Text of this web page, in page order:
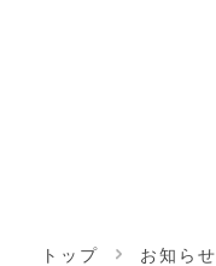
トップ お知らせ